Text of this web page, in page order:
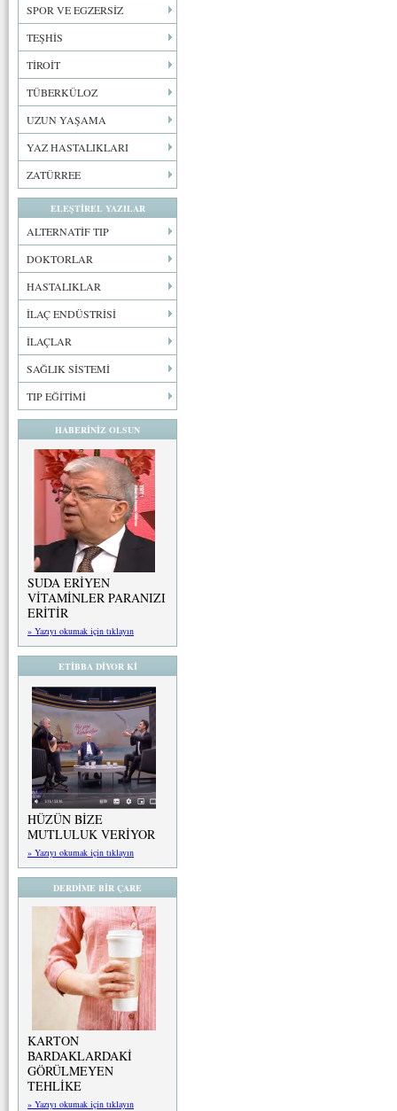
SPOR VE EGZERSİZ
TEŞHİS
TİROİT
TÜBERKÜLOZ
UZUN YAŞAMA
YAZ HASTALIKLARI
ZATÜRREE
ELEŞTİREL YAZILAR
ALTERNATİF TIP
DOKTORLAR
HASTALIKLAR
İLAÇ ENDÜSTRİSİ
İLAÇLAR
SAĞLIK SİSTEMİ
TIP EĞİTİMİ
HABERİNİZ OLSUN
SUDA ERİYEN
VİTAMİNLER PARANIZI
ERİTİR
» Yazıyı okumak için tıklayın
ETİBBA DİYOR Kİ
HÜZÜN BİZE
MUTLULUK VERİYOR
» Yazıyı okumak için tıklayın
DERDİME BİR ÇARE
KARTON
BARDAKLARDAKİ
GÖRÜLMEYEN
TEHLİKE
» Yazıyı okumak için tıklayın